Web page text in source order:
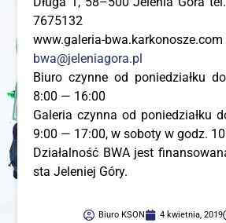
7675132
www.galeria-bwa.karkonosze.com
bwa@jeleniagora.pl
Biu­ro czyn­ne od ponie­dział­ku
8:00 — 16:00
Gale­ria czyn­na od ponie­dział­ku
9:00 — 17:00, w sobo­ty w godz.
Dzia­łal­ność BWA jest
sta Jele­niej Góry.
Biuro KSON 4 kwietnia, 2019